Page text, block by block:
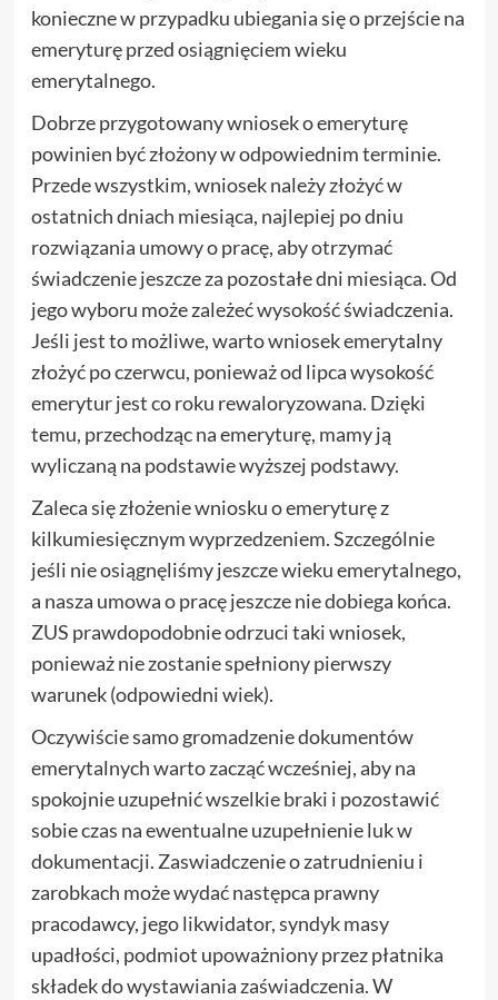
konieczne w przypadku ubiegania się o przejście na
emeryturę przed osiągnięciem wieku
emerytalnego.
Dobrze przygotowany wniosek o emeryturę
powinien być złożony w odpowiednim terminie.
Przede wszystkim, wniosek należy złożyć w
ostatnich dniach miesiąca, najlepiej po dniu
rozwiązania umowy o pracę, aby otrzymać
świadczenie jeszcze za pozostałe dni miesiąca. Od
jego wyboru może zależeć wysokość świadczenia.
Jeśli jest to możliwe, warto wniosek emerytalny
złożyć po czerwcu, ponieważ od lipca wysokość
emerytur jest co roku rewaloryzowana. Dzięki
temu, przechodząc na emeryturę, mamy ją
wyliczaną na podstawie wyższej podstawy.
Zaleca się złożenie wniosku o emeryturę z
kilkumiesięcznym wyprzedzeniem. Szczególnie
jeśli nie osiągnęliśmy jeszcze wieku emerytalnego,
a nasza umowa o pracę jeszcze nie dobiega końca.
ZUS prawdopodobnie odrzuci taki wniosek,
ponieważ nie zostanie spełniony pierwszy
warunek (odpowiedni wiek).
Oczywiście samo gromadzenie dokumentów
emerytalnych warto zacząć wcześniej, aby na
spokojnie uzupełnić wszelkie braki i pozostawić
sobie czas na ewentualne uzupełnienie luk w
dokumentacji. Zaswiadczenie o zatrudnieniu i
zarobkach może wydać następca prawny
pracodawcy, jego likwidator, syndyk masy
upadłości, podmiot upoważniony przez płatnika
składek do wystawiania zaświadczenia. W